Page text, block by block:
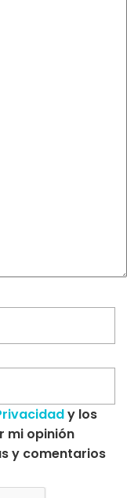
y los
mi opinión
y comentarios